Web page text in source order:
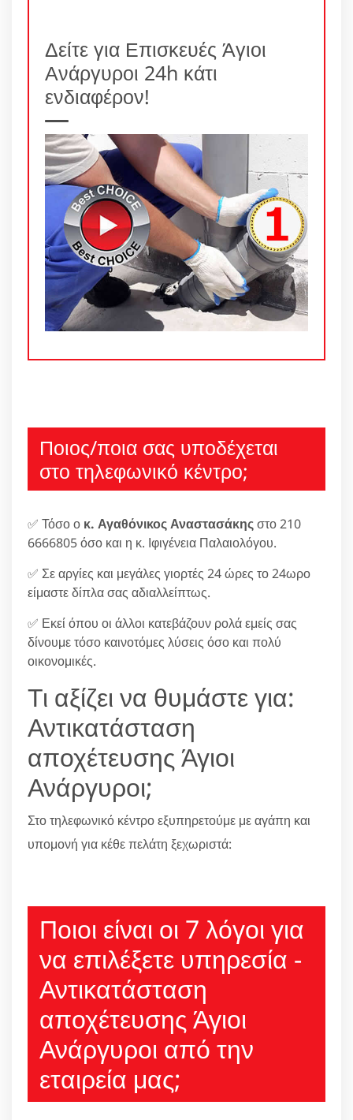
Δείτε για Επισκευές Άγιοι
Ανάργυροι 24h κάτι
ενδιαφέρον!
Ποιος/ποια σας υποδέχεται
στο τηλεφωνικό κέντρο;
✅ Τόσο ο κ. Αγαθόνικος Αναστασάκηςστο 210
6666805 όσο και η κ. Ιφιγένεια Παλαιολόγου.
✅ Σε αργίες και μεγάλες γιορτές 24 ώρες το 24ωρο
είμαστε δίπλα σας αδιαλλείπτως.
✅ Εκεί όπου οι άλλοι κατεβάζουν ρολά εμείς σας
δίνουμε τόσο καινοτόμες λύσεις όσο και πολύ
οικονομικές.
Τι αξίζει να θυμάστε για:
Αντικατάσταση
αποχέτευσης Άγιοι
Ανάργυροι;
Στο τηλεφωνικό κέντρο εξυπηρετούμε με αγάπη και
υπομονή για κέθε πελάτη ξεχωριστά:
Ποιοι είναι οι 7 λόγοι για
να επιλέξετε υπηρεσία -
Αντικατάσταση
αποχέτευσης Άγιοι
Ανάργυροι από την
εταιρεία μας;